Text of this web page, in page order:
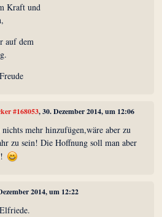
Kraft und
auf dem
#168053, 30. Dezember 2014, um 12:06
mehr hinzufügen,wäre aber zu
zu sein! Die Hoffnung soll man aber
2014, um 12:22